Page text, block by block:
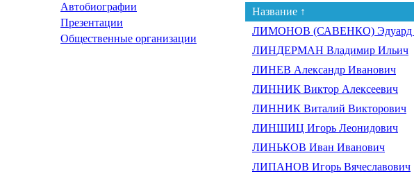
Автобиографии
Презентации
Общественные организации
Название ↑
ЛИМОНОВ (САВЕНКО) Эдуард
ЛИНДЕРМАН Владимир Ильич
ЛИНЕВ Александр Иванович
ЛИННИК Виктор Алексеевич
ЛИННИК Виталий Викторович
ЛИНШИЦ Игорь Леонидович
ЛИНЬКОВ Иван Иванович
ЛИПАНОВ Игорь Вячеславович